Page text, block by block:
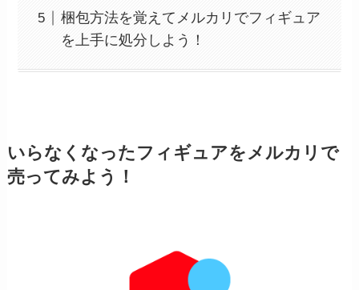
梱包方法を覚えてメルカリでフィギュア
を上手に処分しよう！
いらなくなったフィギュアをメルカリで
売ってみよう！